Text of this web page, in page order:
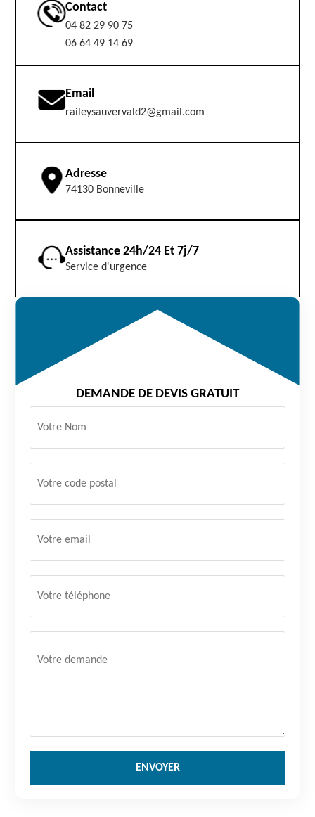
Contact
04 82 29 90 75
06 64 49 14 69
Email
raileysauvervald2@gmail.com
Adresse
74130 Bonneville
Assistance 24h/24 Et 7j/7
Service d'urgence
DEMANDE DE DEVIS GRATUIT